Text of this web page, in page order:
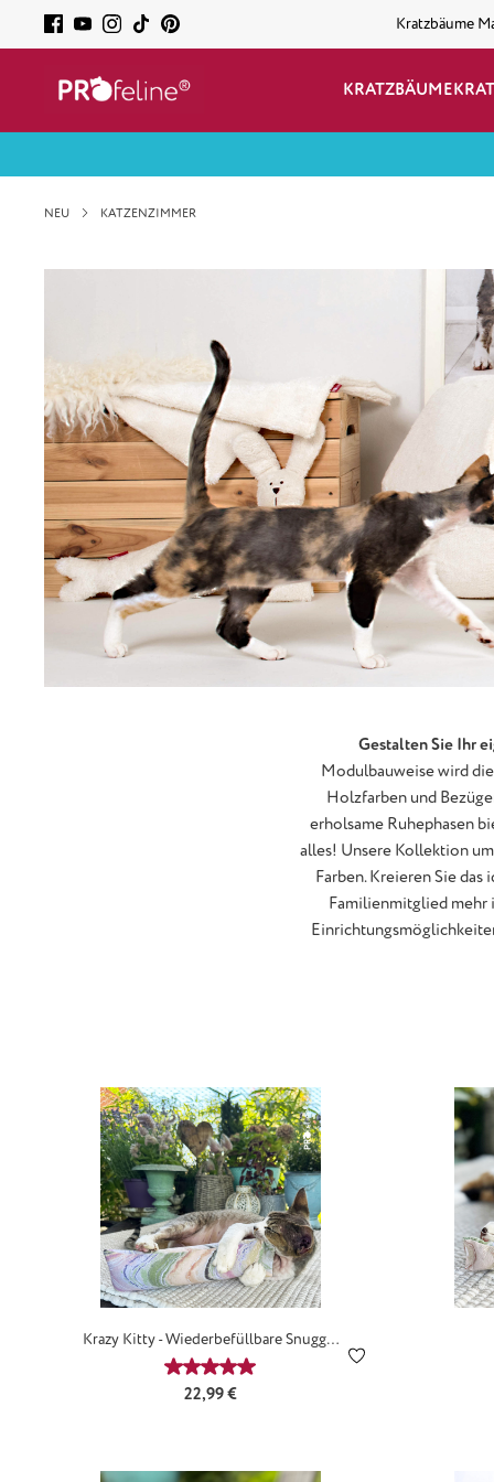
Kratzbäume
KRATZBÄUME
NEU KATZENZIMMER
Gestalten Sie Ihr
Modulbauweise wird
Holzfarben und
erholsame Ruhephasen
alles! Unsere Kollektion
Farben. Kreieren Sie
Familienmitglied mehr
Krazy Kitty - Wiederbefüllbare Snuggle
StickDurchschnittliche Bewertung von 5 von
Regulärer Preis:
22,99 €